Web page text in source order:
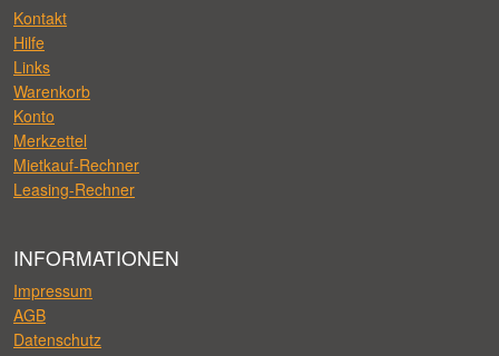
Kontakt
Hilfe
Links
Warenkorb
Konto
Merkzettel
Mietkauf-Rechner
Leasing-Rechner
INFORMATIONEN
Impressum
AGB
Datenschutz